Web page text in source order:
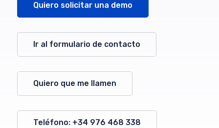
Quiero solicitar una demo
Ir al formulario de contacto
Quiero que me llamen
Teléfono: +34 976 468 338